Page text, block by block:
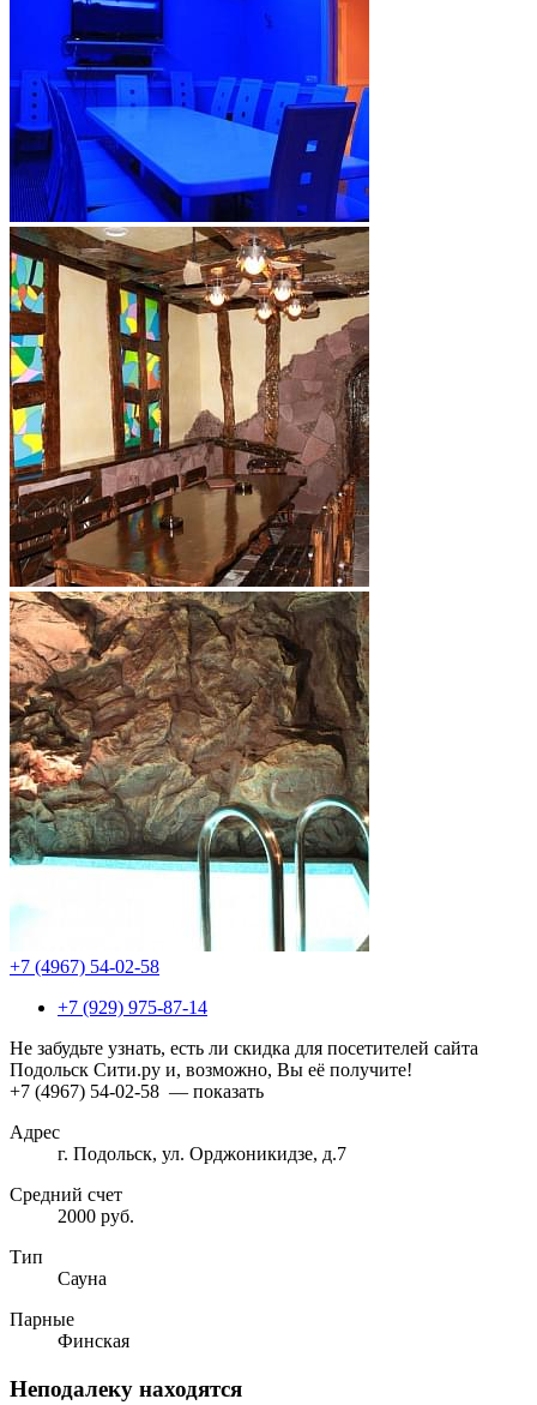
+7 (4967) 54-02-58
+7 (929) 975-87-14
Не забудьте узнать, есть ли скидка для посетителей сайта
Подольск Сити.ру и, возможно, Вы её получите!
+7 (4967) 54-02-58 — показать
Адрес
г. Подольск, ул. Орджоникидзе, д.7
Средний счет
2000 руб.
Тип
Сауна
Парные
Финская
Неподалеку находятся